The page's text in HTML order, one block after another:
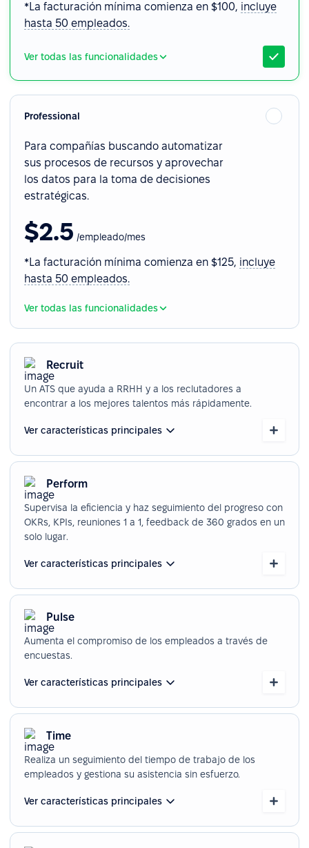
*La facturación mínima comienza en $100, incluye
hasta 50 empleados.
Ver todas las funcionalidades
Professional
Para compañías buscando automatizar
sus procesos de recursos y aprovechar
los datos para la toma de decisiones
estratégicas.
$2.5 /empleado/mes
*La facturación mínima comienza en $125, incluye
hasta 50 empleados.
Ver todas las funcionalidades
Recruit
Un ATS que ayuda a RRHH y a los reclutadores a
encontrar a los mejores talentos más rápidamente.
Ver características principales
Perform
Supervisa la eficiencia y haz seguimiento del progreso con
OKRs, KPIs, reuniones 1 a 1, feedback de 360 grados en un
solo lugar.
Ver características principales
Pulse
Aumenta el compromiso de los empleados a través de
encuestas.
Ver características principales
Time
Realiza un seguimiento del tiempo de trabajo de los
empleados y gestiona su asistencia sin esfuerzo.
Ver características principales